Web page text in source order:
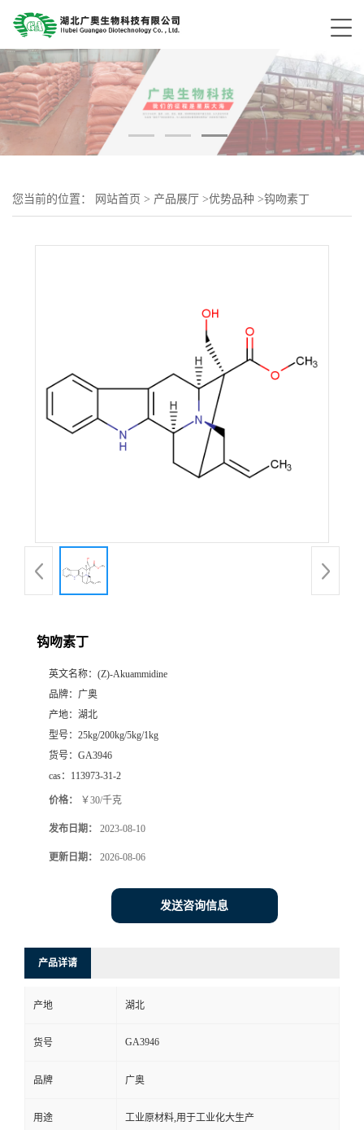
您当前的位置： 网站首页 > 产品展厅 >优势品种 >钩吻素丁
钩吻素丁
英文名称： (Z)-Akuammidine
品牌： 广奥
产地： 湖北
型号： 25kg/200kg/5kg/1kg
货号： GA3946
cas： 113973-31-2
价格： ￥30/千克
发布日期： 2023-08-10
更新日期： 2026-08-06
发送咨询信息
产品详请
产地 湖北
货号 GA3946
品牌 广奥
用途 工业原材料,用于工业化大生产